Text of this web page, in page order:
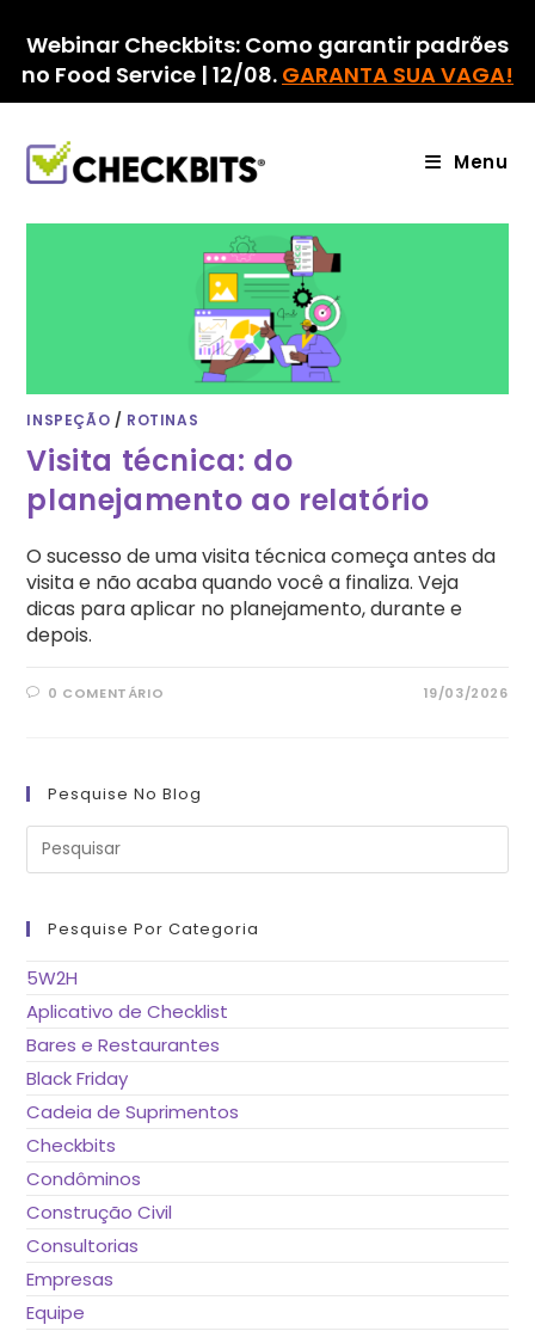
para
conteúdo
Webinar Checkbits: Como garantir padrões
no Food Service | 12/08. GARANTA SUA VAGA!
Menu
INSPEÇÃO / ROTINAS
Visita técnica: do
planejamento ao relatório
O sucesso de uma visita técnica começa antes da
visita e não acaba quando você a finaliza. Veja
dicas para aplicar no planejamento, durante e
depois.
0 COMENTÁRIO 19/03/2026
Pesquise No Blog
Pesquise Por Categoria
5W2H
Aplicativo de Checklist
Bares e Restaurantes
Black Friday
Cadeia de Suprimentos
Checkbits
Condôminos
Construção Civil
Consultorias
Empresas
Equipe